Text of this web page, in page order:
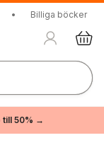
• Billiga böcker
till 50% →